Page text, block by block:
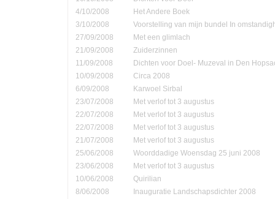
4/10/2008
Het Andere Boek
3/10/2008
Voorstelling van mijn bundel In
27/09/2008
Met een glimlach
21/09/2008
Zuiderzinnen
11/09/2008
Dichten voor Doel- Muzeval in Den
10/09/2008
Circa 2008
6/09/2008
Karwoel Sirbal
23/07/2008
Met verlof tot 3 augustus
22/07/2008
Met verlof tot 3 augustus
22/07/2008
Met verlof tot 3 augustus
21/07/2008
Met verlof tot 3 augustus
25/06/2008
Woorddadige Woensdag 25 juni 2008
23/06/2008
Met verlof tot 3 augustus
10/06/2008
Quirilian
8/06/2008
Inauguratie Landschapsdichter 2008